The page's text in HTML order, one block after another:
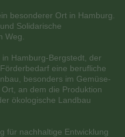
besonderer Ort in Hamburg.
Solidarische
Weg.
Hamburg-Bergstedt, der
eine berufliche
besonders im Gemüse-
an dem die Produktion
ökologische Landbau
für nachhaltige Entwicklung